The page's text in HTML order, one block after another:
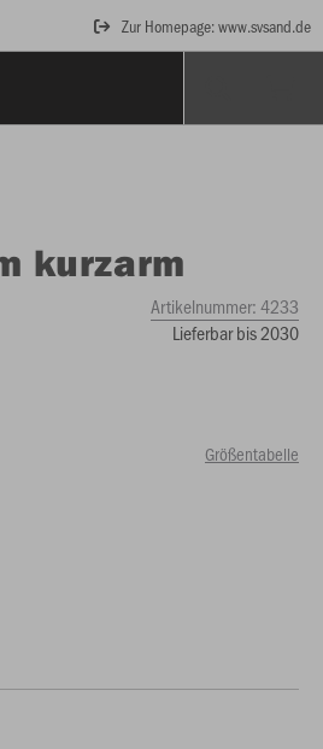
Zur Homepage: www.svsand.de
kurzarm
Artikelnummer:4233
Lieferbar bis 2030
Größentabelle